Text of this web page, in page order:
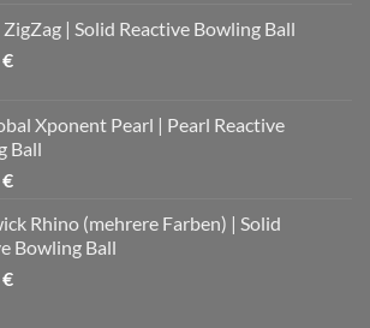
ZigZag | Solid Reactive Bowling Ball
€
Xponent Pearl | Pearl Reactive
Ball
€
Rhino (mehrere Farben) | Solid
Bowling Ball
€